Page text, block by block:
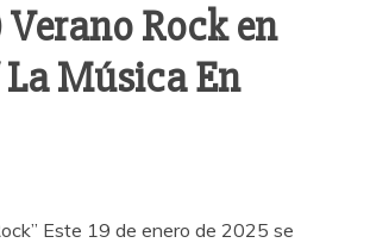
Rock en
Música En
Este 19 de enero de 2025 se